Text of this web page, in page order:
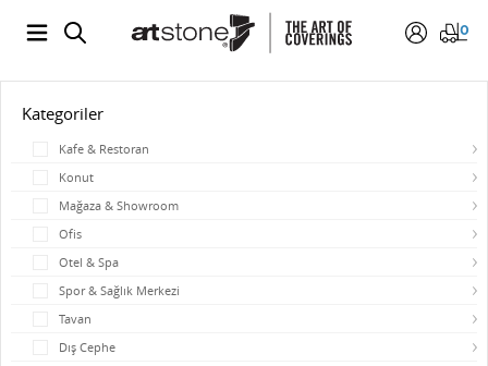
0
Kategoriler
Kafe & Restoran
Konut
Mağaza & Showroom
Ofis
Otel & Spa
Spor & Sağlık Merkezi
Tavan
Dış Cephe